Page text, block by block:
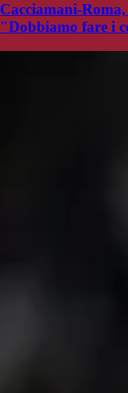
Cacciamani-
"Dobbiamo fare i